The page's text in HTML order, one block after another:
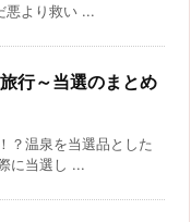
より救い ...
行～当選のまとめ
？温泉を当選品とした
に当選し ...